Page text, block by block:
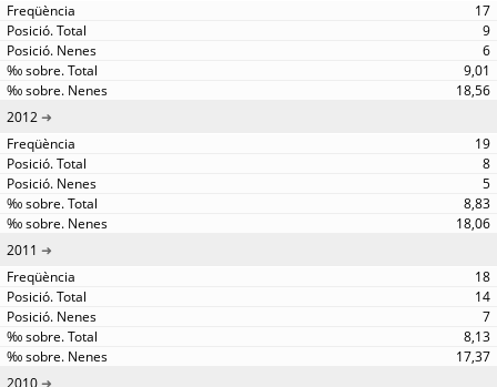
17
9
6
9,01
18,56
2012
19
8
5
8,83
18,06
2011
18
14
7
8,13
17,37
2010